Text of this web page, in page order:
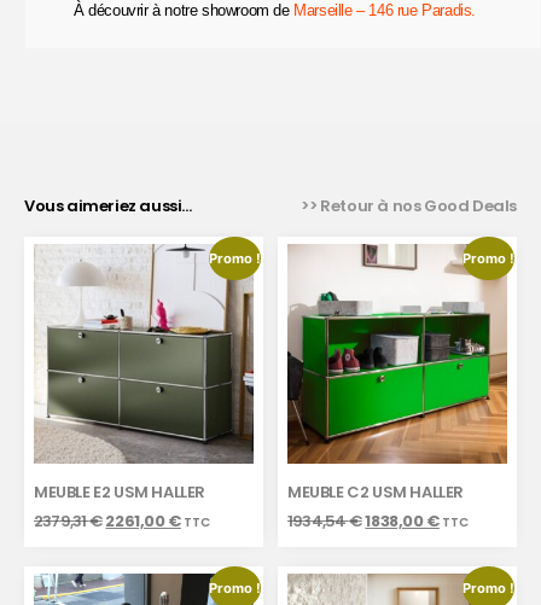
À découvrir à notre showroom de Marseille – 146 rue Paradis.
Vous aimeriez aussi... >> Retour à nos Good Deals
Promo !
MEUBLE E2 USM HALLER
2379,31€2261,00€ TTC
Promo !
MEUBLE C2 USM HALLER
1934,54€1838,00€ TTC
Promo ! Promo !